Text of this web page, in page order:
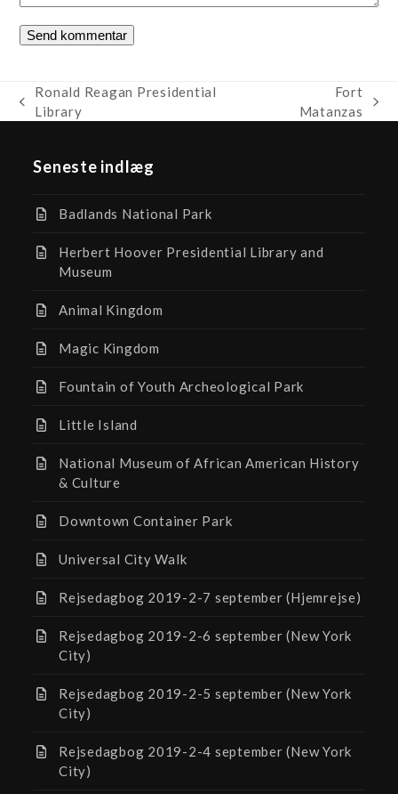
previous
Ronald Reagan Presidential
Library
next
Fort
Matanzas
Seneste indlæg
Badlands National Park
Herbert Hoover Presidential Library and
Museum
Animal Kingdom
Magic Kingdom
Fountain of Youth Archeological Park
Little Island
National Museum of African American History
& Culture
Downtown Container Park
Universal City Walk
Rejsedagbog 2019-2-7 september (Hjemrejse)
Rejsedagbog 2019-2-6 september (New York
City)
Rejsedagbog 2019-2-5 september (New York
City)
Rejsedagbog 2019-2-4 september (New York
City)